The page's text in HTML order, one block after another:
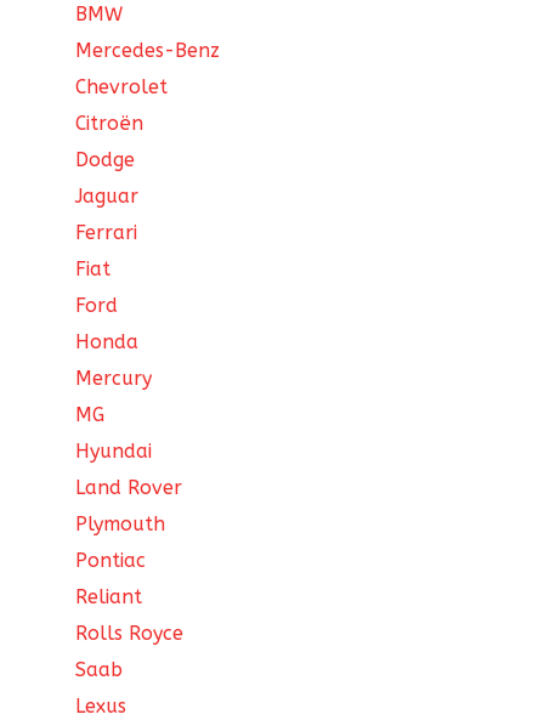
BMW
Mercedes-Benz
Chevrolet
Citroën
Dodge
Jaguar
Ferrari
Fiat
Ford
Honda
Mercury
MG
Hyundai
Land Rover
Plymouth
Pontiac
Reliant
Rolls Royce
Saab
Lexus